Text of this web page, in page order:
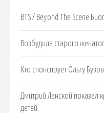
BTS / Beyond The Scene
Возбудила старого
Кто спонсирует Ольгу
Дмитрий Ланской показал
детей.